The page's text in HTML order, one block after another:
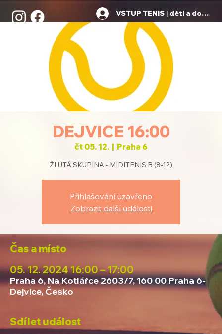
VSTUP TENIS | děti a dospělí
DEJVICE 16:00
čt 05. 12.
  |
Praha 6
ŽLUTÁ SKUPINA - MIDITENIS B (8-12)
Přihlašování uzavřeno
Zobrazit další události
Čas a místo
05. 12. 2024 16:00 – 17:00
Praha 6, Na Kotlářce 2603/7, 160 00 Praha 6-
Dejvice, Česko
Sdílet událost